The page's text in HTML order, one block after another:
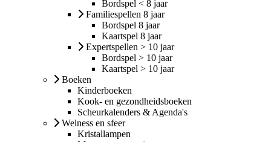
Bordspel < 8 jaar
Familiespellen 8 jaar
Bordspel 8 jaar
Kaartspel 8 jaar
Expertspellen > 10 jaar
Bordspel > 10 jaar
Kaartspel > 10 jaar
Boeken
Kinderboeken
Kook- en gezondheidsboeken
Scheurkalenders & Agenda's
Welness en sfeer
Kristallampen